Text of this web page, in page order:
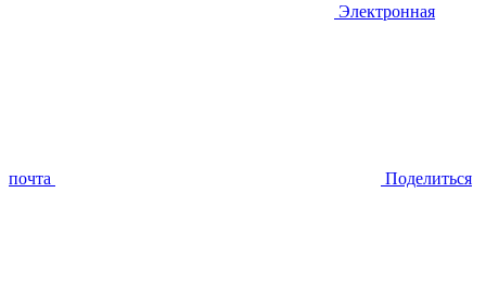
Электронная
почта Поделиться